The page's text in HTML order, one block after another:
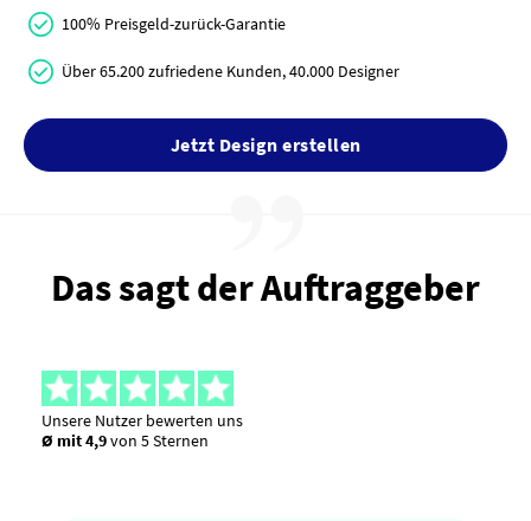
100% Preisgeld-zurück-Garantie
Über 65.200 zufriedene Kunden, 40.000 Designer
Jetzt Design erstellen
Das sagt der Auftraggeber
Unsere Nutzer bewerten uns
Ø mit 4,9von 5 Sternen